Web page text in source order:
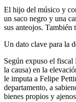
El hijo del músico y
un saco negro y una
sus anteojos. También
Un dato clave para la
Según expuso el
la causa) en la
le imputa a Felipe
departamento, a
bienes propios y